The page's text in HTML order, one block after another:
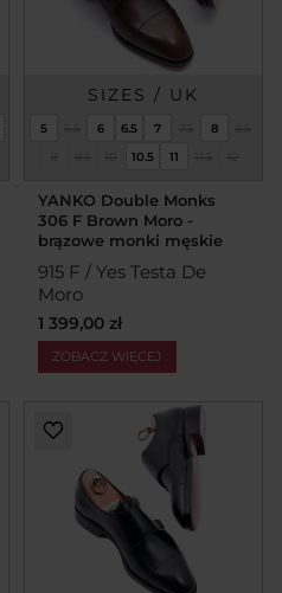
SIZES / UK
5 5.5 6 6.5 7 7.5 8
8.5
9
9.5 10 10.5 11 11.5 12
YANKO Double Monks
306 F Brown Moro -
brązowe monki męskie
915 F / Yes Testa De
Moro
1 399,00 zł
ZOBACZ WIĘCEJ